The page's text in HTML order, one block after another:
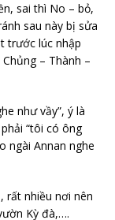
sai thì No – bỏ,
sau này bị sửa
trước lúc nhập
– Thành –
như vầy”, ý là
“tôi có ông
ngài Annan nghe
rất nhiều nơi nên
Kỳ đà,….